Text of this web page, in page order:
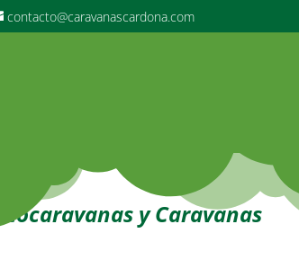
contacto@caravanascardona.com
y Caravanas